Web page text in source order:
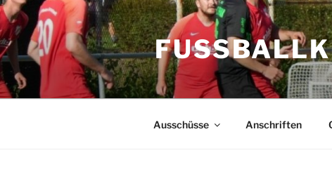
Zum
Inhalt
springen
Ausschüsse Anschriften